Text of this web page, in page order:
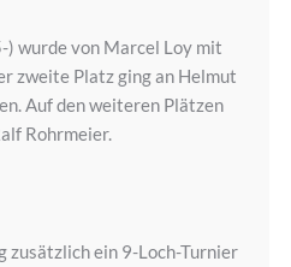
) wurde von Marcel Loy mit
zweite Platz ging an Helmut
Auf den weiteren Plätzen
Rohrmeier.
zusätzlich ein 9-Loch-Turnier